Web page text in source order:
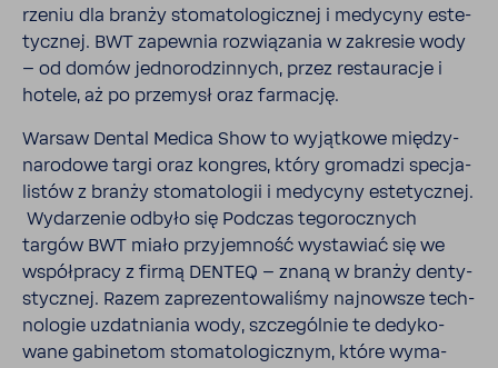
rzeniu dla branży stoma­to­lo­gicznej i medy­cyny este­
tycznej. BWT zapewnia rozwią­zania w zakresie wody
– od domów jedno­ro­dzin­nych, przez restau­racje i
hotele, aż po prze­mysł oraz farmację.
Warsaw Dental Medica Show to wyjąt­kowe między­
na­ro­dowe targi oraz kongres, który gromadzi specja­
li­stów z branży stoma­to­logii i medy­cyny este­tycznej.
Wyda­rzenie odbyło się Podczas tego­rocz­nych
targów BWT miało przy­jem­ność wysta­wiać się we
współ­pracy z firmą DENTEQ – znaną w branży denty­
stycznej. Razem zapre­zen­to­wa­liśmy najnowsze tech­
no­logie uzdat­niania wody, szcze­gólnie te dedy­ko­
wane gabi­netom stoma­to­lo­gicznym, które wyma­